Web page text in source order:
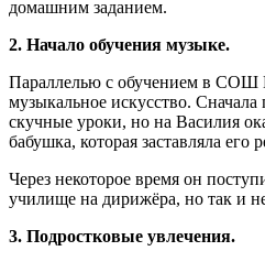
домашним заданием.
2. Начало обучения музыке.
Параллелью с обучением в СОШ
музыкальное искусство. Сначала
скучные уроки, но на Василия
бабушка, которая заставляла его
Через некоторое время он
училище на дирижёра, но так и
3. Подростковые увлечения.